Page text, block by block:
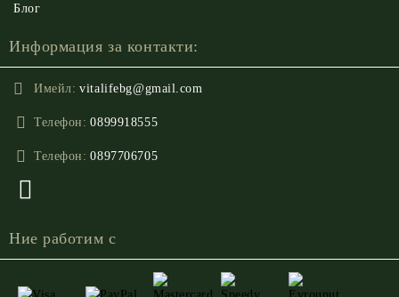
Блог
Информация за контакти:
Имейл: vitalifebg@gmail.com
Телефон: 0899918555
Телефон: 0897706705
Ние работим с